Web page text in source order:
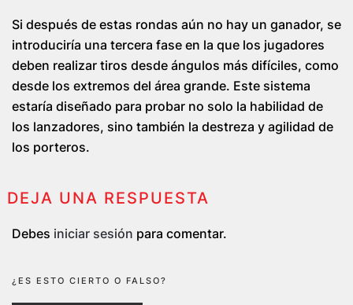
Si después de estas rondas aún no hay un ganador, se
introduciría una tercera fase en la que los jugadores
deben realizar tiros desde ángulos más difíciles, como
desde los extremos del área grande. Este sistema
estaría diseñado para probar no solo la habilidad de
los lanzadores, sino también la destreza y agilidad de
los porteros.
DEJA UNA RESPUESTA
Debes iniciar sesión para comentar.
¿ES ESTO CIERTO O FALSO?